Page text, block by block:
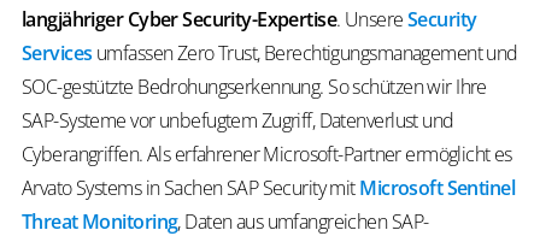
langjähriger Cyber Security-Expertise. UnsereSecurity
Services umfassen Zero Trust, Berechtigungsmanagement und
SOC-gestützte Bedrohungserkennung. So schützen wir Ihre
SAP-Systeme vor unbefugtem Zugriff, Datenverlust und
Cyberangriffen. Als erfahrener Microsoft-Partner ermöglicht es
Arvato Systems in Sachen SAP Security mitMicrosoft Sentinel
Threat Monitoring, Daten aus umfangreichen SAP-